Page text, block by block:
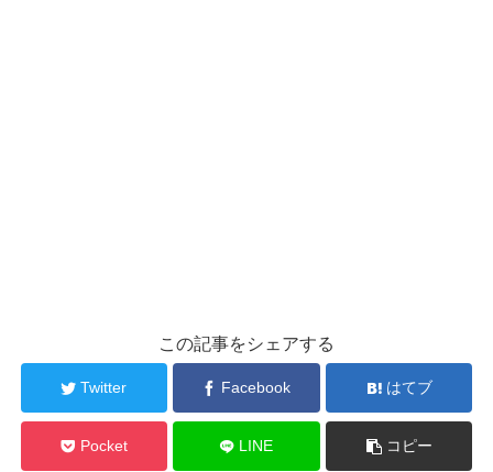
この記事をシェアする
Twitter Facebook はてブ
Pocket LINE コピー